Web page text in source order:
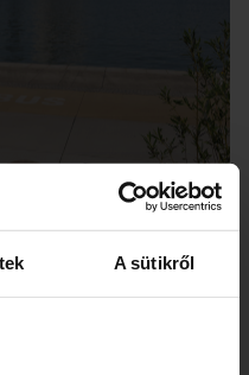
A sütikről